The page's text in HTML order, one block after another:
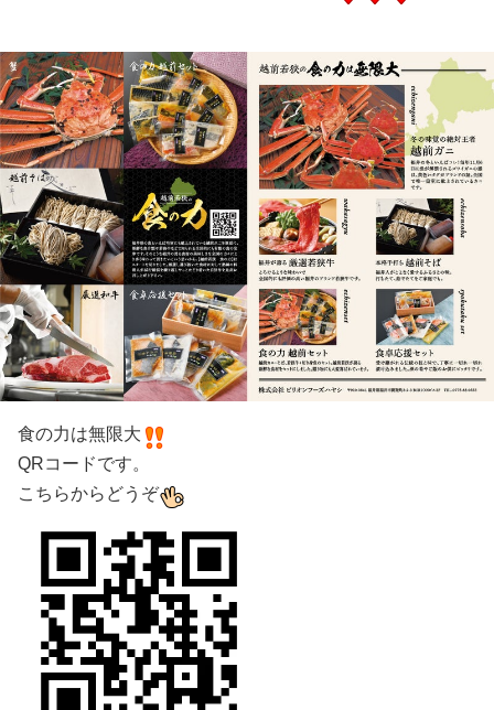
食の力は無限大
QRコードです。
こちらからどうぞ